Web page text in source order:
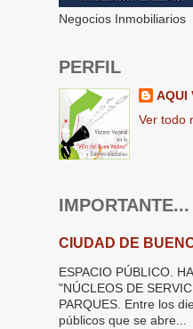
Negocios Inmobiliarios
PERFIL
AQUI
Ver todo
IMPORTANTE...
CIUDAD DE
ESPACIO PÚBLICO.
"NÚCLEOS DE
PARQUES. Entre los
públicos que se abre...